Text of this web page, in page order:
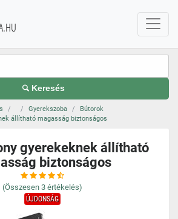
Keresés
Gyerekszoba
Bútorok
állítható magasság biztonságos
gyerekeknek állítható
biztonságos
(Összesen 3 értékelés)
ÚJDONSÁG